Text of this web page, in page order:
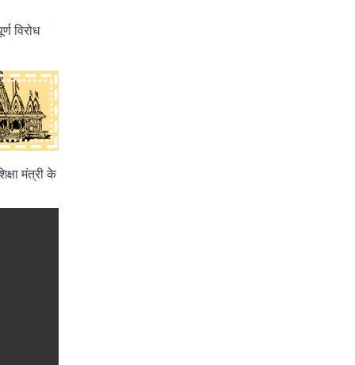
विरोध
मंत्री के